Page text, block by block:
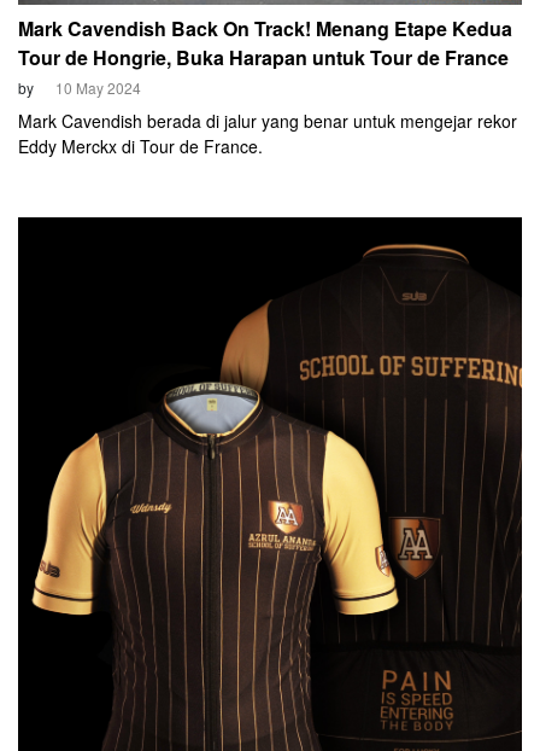
Mark Cavendish Back On Track! Menang Etape Kedua
Tour de Hongrie, Buka Harapan untuk Tour de France
by 10 May 2024
Mark Cavendish berada di jalur yang benar untuk mengejar rekor
Eddy Merckx di Tour de France.